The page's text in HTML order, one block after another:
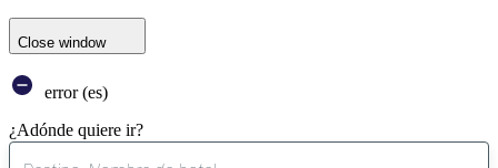
Close window
error (es)
¿Adónde quiere ir?